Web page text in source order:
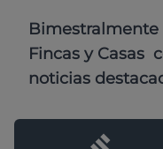
Bimestralmente
Fincas y Casas
noticias